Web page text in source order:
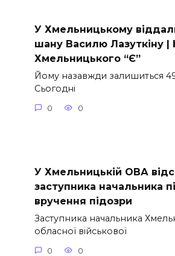
У Хмельницькому
шану Василю Лазуткіну |
Хмельницького “Є”
Йому назавжди залишиться
Сьогодні
0 0
У Хмельницькій ОВА
заступника начальника
вручення підозри
Заступника начальника
обласної військової
0 0